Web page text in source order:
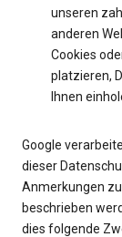
unseren
anderen
Cookies
platzieren,
Ihnen
Google
dieser
Anmerkungen
beschrieben
dies folgende